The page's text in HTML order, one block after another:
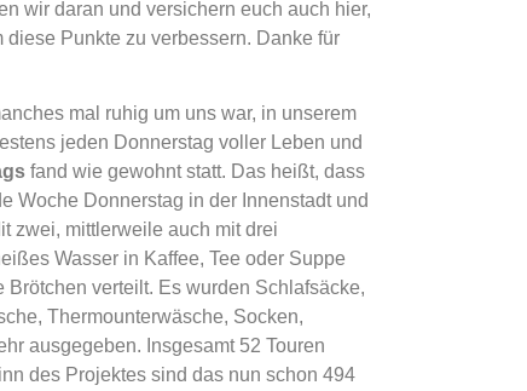
wir daran und versichern euch auch hier,
Punkte zu verbessern. Danke für
mal ruhig um uns war, in unserem
jeden Donnerstag voller Leben und
fand wie gewohnt statt. Das heißt, dass
Woche Donnerstag in der Innenstadt und
zwei, mittlerweile auch mit drei
Wasser in Kaffee, Tee oder Suppe
verteilt. Es wurden Schlafsäcke,
Thermounterwäsche, Socken,
ausgegeben. Insgesamt 52 Touren
des Projektes sind das nun schon 494